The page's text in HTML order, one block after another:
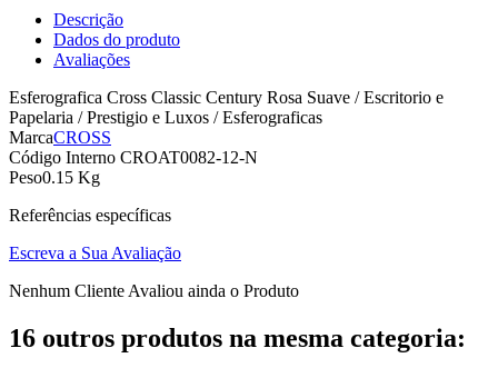
Descrição
Dados do produto
Avaliações
Esferografica Cross Classic Century Rosa Suave / Escritorio e
Papelaria / Prestigio e Luxos / Esferograficas
MarcaCROSS
Código Interno CROAT0082-12-N
Peso0.15 Kg
Referências específicas
Escreva a Sua Avaliação
Nenhum Cliente Avaliou ainda o Produto
16 outros produtos na mesma categoria: